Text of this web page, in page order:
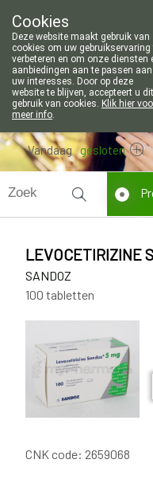
011/
Vandaag gesloten
LEVOCETIRIZINE
SANDOZ
100 tabletten
CNK code: 2659068
Cookies
Deze website maakt gebruik van
cookies om uw gebruikservaring
verbeteren en om onze diensten
aanbiedingen aan te passen aan
uw interesses. Door op deze
website te blijven, accepteert u dit
gebruik van cookies. Klik hier
meer info.